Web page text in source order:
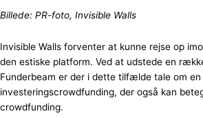
Billede: PR-foto, Invisible Walls
Invisible Walls forventer at kunne rejse op
den estiske platform. Ved at udstede en
Funderbeam er der i dette tilfælde tale om en
investeringscrowdfunding, der også kan
crowdfunding.